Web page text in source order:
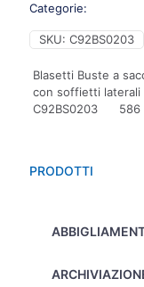
PRODOTTI
kraft
120gr,
con
soffietti
laterali
30X40
conf.
pezzi
Categorie:
SKU: C92BS0203
Blasetti Buste a
con soffietti laterali
C92BS0203 586